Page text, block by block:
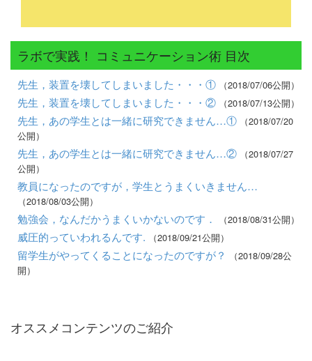
ラボで実践！ コミュニケーション術 目次
先生，装置を壊してしまいました・・・① （2018/07/06公開）
先生，装置を壊してしまいました・・・② （2018/07/13公開）
先生，あの学生とは一緒に研究できません…①
（2018/07/20
公開）
先生，あの学生とは一緒に研究できません…②
（2018/07/27
公開）
教員になったのですが，学生とうまくいきません…
（2018/08/03公開）
勉強会，なんだかうまくいかないのです． （2018/08/31公開）
威圧的っていわれるんです. （2018/09/21公開）
留学生がやってくることになったのですが？
（2018/09/28公
開）
オススメコンテンツのご紹介